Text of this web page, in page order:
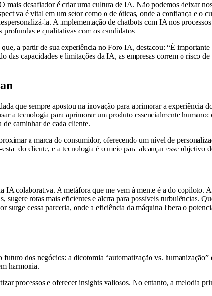
desafiador é criar uma cultura de IA. Não podemos deixar
é vital em um setor como o de óticas, onde a confiança e o
la. A implementação de chatbots com IA nos
e qualitativas com os candidatos.
a partir de sua experiência no Foro IA, destacou: “É
capacidades e limitações da IA, as empresas correm o risco
que sempre apostou na inovação para aprimorar a experiência
a tecnologia para aprimorar um produto essencialmente
de caminhar de cada cliente.
a marca do consumidor, oferecendo um nível de
do cliente, e a tecnologia é o meio para alcançar esse objetivo
IA colaborativa. A metáfora que me vem à mente é a do copiloto.
rotas mais eficientes e alerta para possíveis turbulências.
surge dessa parceria, onde a eficiência da máquina libera o
dos negócios: a dicotomia “automatização vs. humanização”
harmonia.
processos e oferecer insights valiosos. No entanto, a melodia